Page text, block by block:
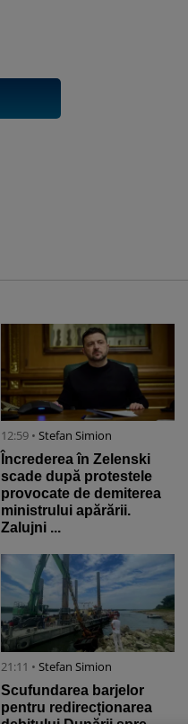
12:59 •Stefan Simion
Încrederea în Zelenski
scade după protestele
provocate de demiterea
ministrului apărării.
Zalujni ...
21:11 •Stefan Simion
Scufundarea barjelor
pentru redirecționarea